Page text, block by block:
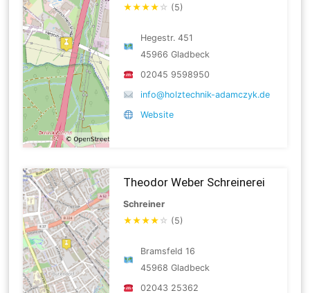
★★★★ ☆ (5)
Hegestr. 451
45966 Gladbeck
02045 9598950
info@holztechnik-adamczyk.de
Website
Theodor Weber Schreinerei
Schreiner
★★★★ ☆ (5)
Bramsfeld 16
45968 Gladbeck
02043 25362